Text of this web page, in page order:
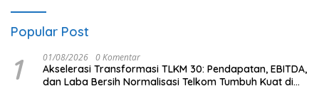
Popular Post
1 01/08/2026 0 Komentar
Akselerasi Transformasi TLKM 30: Pendapatan, EBITDA,
dan Laba Bersih Normalisasi Telkom Tumbuh Kuat di